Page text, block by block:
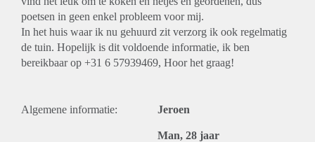
poetsen in geen enkel probleem voor mij.
In het huis waar ik nu gehuurd zit verzorg ik ook regelmatig
de tuin. Hopelijk is dit voldoende informatie, ik ben
bereikbaar op +31 6 57939469, Hoor het graag!
Algemene informatie: Jeroen
Man, 28 jaar